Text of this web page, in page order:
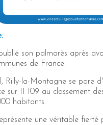
son palmarès après
de France.
Rilly-la-Montagne se pare
sur 11 109 au classement
habitants.
une véritable fierté